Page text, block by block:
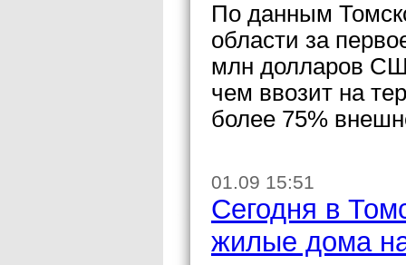
По данным
области за
млн долларов
чем ввозит на
более 75%
01.09 15:51
Сегодня в
жилые дома